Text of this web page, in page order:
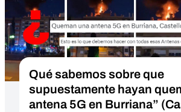
Qué sabemos sobre que
supuestamente hayan
antena 5G en Burriana”